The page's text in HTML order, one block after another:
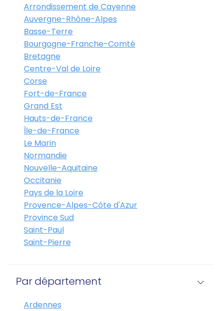
Arrondissement de Cayenne
Auvergne-Rhône-Alpes
Basse-Terre
Bourgogne-Franche-Comté
Bretagne
Centre-Val de Loire
Corse
Fort-de-France
Grand Est
Hauts-de-France
Île-de-France
Le Marin
Normandie
Nouvelle-Aquitaine
Occitanie
Pays de la Loire
Provence-Alpes-Côte d'Azur
Province Sud
Saint-Paul
Saint-Pierre
Par département
Ardennes